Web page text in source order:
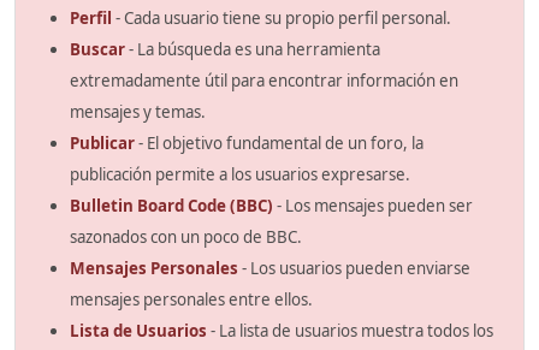
Perfil - Cada usuario tiene su propio perfil personal.
Buscar- La búsqueda es una herramienta
extremadamente útil para encontrar información en
mensajes y temas.
Publicar- El objetivo fundamental de un foro, la
publicación permite a los usuarios expresarse.
Bulletin Board Code (BBC) - Los mensajes pueden ser
sazonados con un poco de BBC.
Mensajes Personales - Los usuarios pueden enviarse
mensajes personales entre ellos.
Lista de Usuarios - La lista de usuarios muestra todos los